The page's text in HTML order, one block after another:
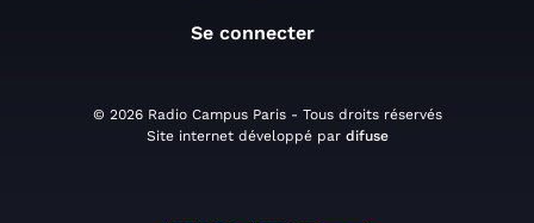
Se connecter
© 2026 Radio Campus Paris - Tous droits réservés
Site internet développé par difuse